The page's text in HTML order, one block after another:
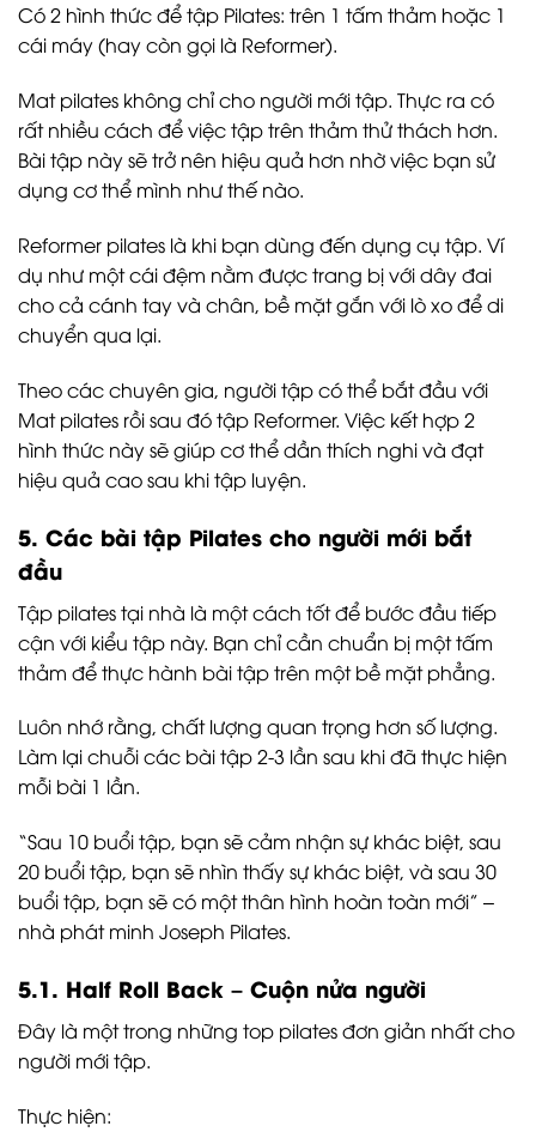
Có 2 hình thức để tập Pilates: trên 1 tấm thảm hoặc 1
cái máy (hay còn gọi là Reformer).
Mat pilates không chỉ cho người mới tập. Thực ra có
rất nhiều cách để việc tập trên thảm thử thách hơn.
Bài tập này sẽ trở nên hiệu quả hơn nhờ việc bạn sử
dụng cơ thể mình như thế nào.
Reformer pilates là khi bạn dùng đến dụng cụ tập. Ví
dụ như một cái đệm nằm được trang bị với dây đai
cho cả cánh tay và chân, bề mặt gắn với lò xo để di
chuyển qua lại.
Theo các chuyên gia, người tập có thể bắt đầu với
Mat pilates rồi sau đó tập Reformer. Việc kết hợp 2
hình thức này sẽ giúp cơ thể dần thích nghi và đạt
hiệu quả cao sau khi tập luyện.
5. Các bài tập Pilates cho người mới bắt
đầu
Tập pilates tại nhà là một cách tốt để bước đầu tiếp
cận với kiểu tập này. Bạn chỉ cần chuẩn bị một tấm
thảm để thực hành bài tập trên một bề mặt phẳng.
Luôn nhớ rằng, chất lượng quan trọng hơn số lượng.
Làm lại chuỗi các bài tập 2-3 lần sau khi đã thực hiện
mỗi bài 1 lần.
“Sau 10 buổi tập, bạn sẽ cảm nhận sự khác biệt, sau
20 buổi tập, bạn sẽ nhìn thấy sự khác biệt, và sau 30
buổi tập, bạn sẽ có một thân hình hoàn toàn mới” –
nhà phát minh Joseph Pilates.
5.1. Half Roll Back – Cuộn nửa người
Đây là một trong những top pilates đơn giản nhất cho
người mới tập.
Thực hiện: